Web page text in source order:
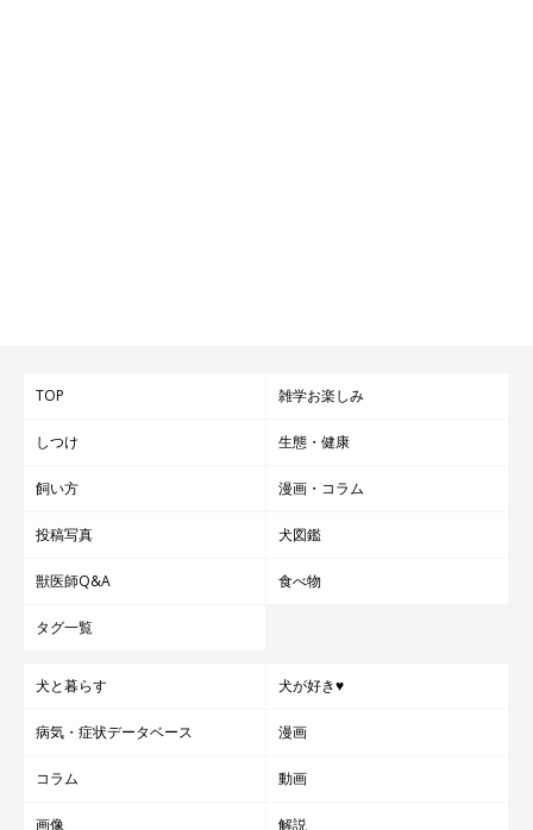
TOP 雑学お楽しみ
しつけ 生態・健康
飼い方 漫画・コラム
投稿写真 犬図鑑
獣医師Q&A 食べ物
タグ一覧
犬と暮らす 犬が好き♥
病気・症状データベース 漫画
コラム 動画
画像 解説